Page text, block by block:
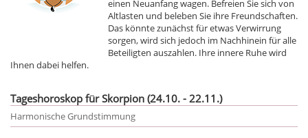
einen Neuanfang wagen. Befreien Sie sich von
Altlasten und beleben Sie ihre Freundschaften.
Das könnte zunächst für etwas Verwirrung
sorgen, wird sich jedoch im Nachhinein für alle
Beteiligten auszahlen. Ihre innere Ruhe wird
Ihnen dabei helfen.
Tageshoroskop für Skorpion (24.10. - 22.11.)
Harmonische Grundstimmung